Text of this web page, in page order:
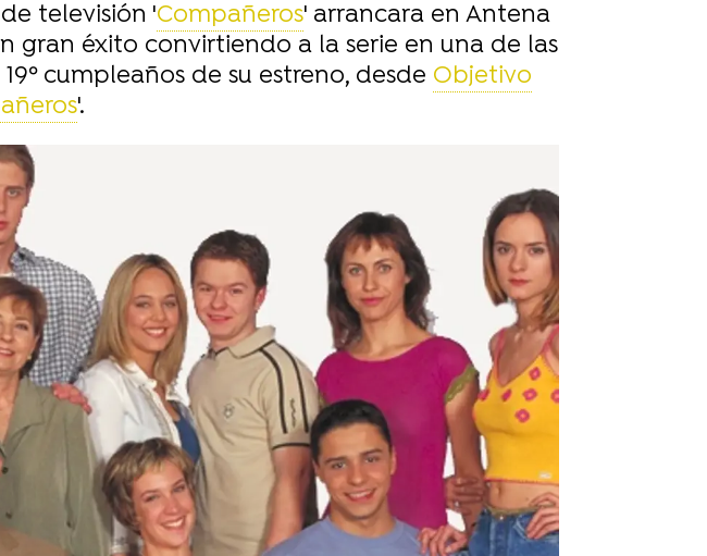
televisión 'Compañeros' arrancara en Antena
gran éxito convirtiendo a la serie en una de las
cumpleaños de su estreno, desde Objetivo
'.